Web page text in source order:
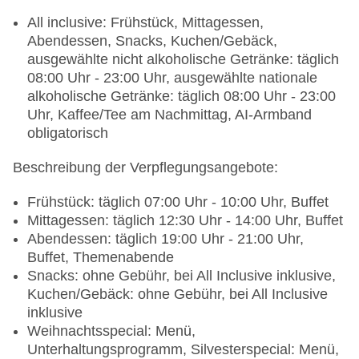
Tagungsequipment, Coffee Breaks
Gebäudeanzahl: 3, Etagen: 3, Zimmer: 256
Landeskategorie: 4 Sterne
All inclusive: Frühstück, Mittagessen,
Abendessen, Snacks, Kuchen/Gebäck,
ausgewählte nicht alkoholische Getränke: täglich
08:00 Uhr - 23:00 Uhr, ausgewählte nationale
alkoholische Getränke: täglich 08:00 Uhr - 23:00
Uhr, Kaffee/Tee am Nachmittag, AI-Armband
obligatorisch
Beschreibung der Verpflegungsangebote:
Frühstück: täglich 07:00 Uhr - 10:00 Uhr, Buffet
Mittagessen: täglich 12:30 Uhr - 14:00 Uhr, Buffet
Abendessen: täglich 19:00 Uhr - 21:00 Uhr,
Buffet, Themenabende
Snacks: ohne Gebühr, bei All Inclusive inklusive,
Kuchen/Gebäck: ohne Gebühr, bei All Inclusive
inklusive
Weihnachtsspecial: Menü,
Unterhaltungsprogramm, Silvesterspecial: Menü,